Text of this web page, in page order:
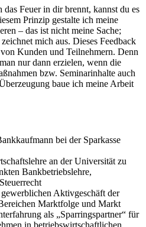
Feuer in dir brennt, kannst du es
Prinzip gestalte ich meine
– das ist nicht meine Sache;
mich aus. Dieses Feedback
Kunden und Teilnehmern. Denn
nur dann erzielen, wenn die
bzw. Seminarinhalte auch
baue ich meine Arbeit
bei der Sparkasse
an der Universität zu
Bankbetriebslehre,
Aktivgeschäft der
Marktfolge und Markt
als „Sparringspartner“ für